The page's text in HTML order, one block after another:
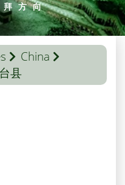
拜方向
China
县